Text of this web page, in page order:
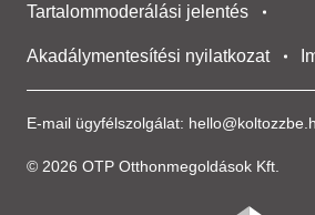
E-mail ügyfélszolgálat:
© 2026 OTP Otthonmegoldások Kft.
Tartalommoderálási jelentés
Akadálymentesítési nyilatkozat